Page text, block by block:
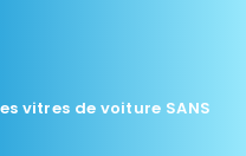
vitres de voiture SANS